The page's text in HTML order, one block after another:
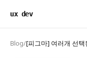
ux dev
Blog/